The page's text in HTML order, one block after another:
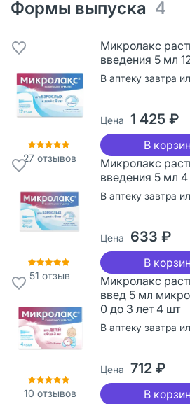
Формы выпуска 4
27 отзывов
Микролакс
введения 5 мл
В аптеку завтра
Цена 1 425 ₽
В
51 отзыв
Микролакс
введения 5 мл
В аптеку завтра
Цена 633 ₽
В
10 отзывов
Микролакс
введ 5 мл
0 до 3 лет 4 шт
В аптеку завтра
Цена 712 ₽
В